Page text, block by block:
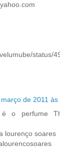
status/
de 2011 às
é o perfume
lourenço soares